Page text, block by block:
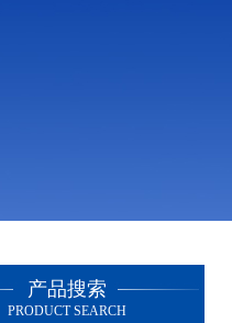
产品搜索
PRODUCT SEARCH